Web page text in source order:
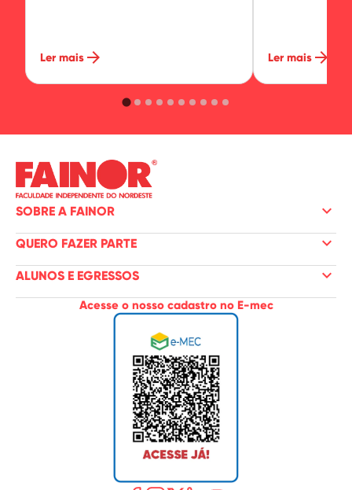
Ler mais arrow_forward Ler mais arrow_forward
SOBRE A FAINOR keyboard_arrow_down
QUERO FAZER PARTE keyboard_arrow_down
ALUNOS E EGRESSOS keyboard_arrow_down
Acesse o nosso cadastro no E-mec